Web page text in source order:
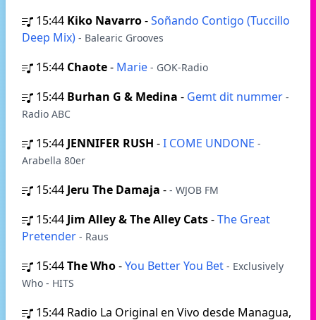
15:44 Kiko Navarro-Soñando Contigo (Tuccillo
Deep Mix) - Balearic Grooves
15:44 Chaote- Marie - GOK-Radio
15:44 Burhan G & Medina - Gemt dit nummer -
Radio ABC
15:44 JENNIFER RUSH -I COME UNDONE -
Arabella 80er
15:44 Jeru The Damaja - - WJOB FM
15:44 Jim Alley & The Alley Cats-The Great
Pretender - Raus
15:44The Who-You Better You Bet - Exclusively
Who - HITS
15:44 Radio La Original en Vivo desde Managua,